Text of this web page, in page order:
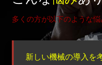
多くの方が以下のような
新しい機械の導入を